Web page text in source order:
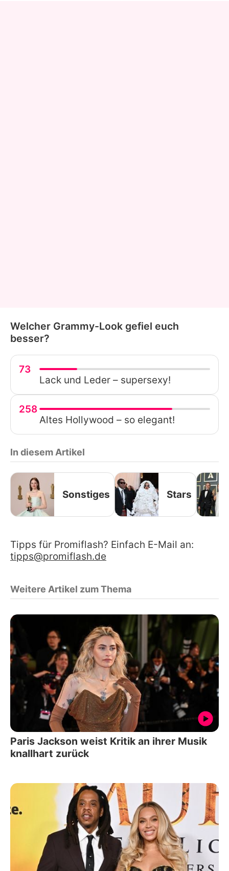
Welcher Grammy-Look gefiel euch
besser?
73
Lack und Leder – supersexy!
258
Altes Hollywood – so elegant!
In diesem Artikel
Sonstiges Stars
Tipps für Promiflash? Einfach E-Mail an:
tipps@promiflash.de
Weitere Artikel zum Thema
Paris Jackson weist Kritik an ihrer Musik
knallhart zurück